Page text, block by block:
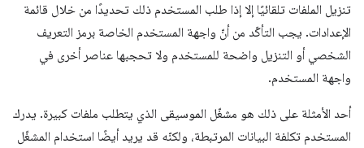
تنزيل الملفات تلقائيًا إلا إذا طلب المستخدم ذلك تحديدًا من خلال قائمة
الإعدادات. يجب التأكّد من أنّ واجهة المستخدم الخاصة برمز التعريف
الشخصي أو التنزيل واضحة للمستخدم ولا تحجبها عناصر أخرى في
واجهة المستخدم.
أحد الأمثلة على ذلك هو مشغّل الموسيقى الذي يتطلب ملفات كبيرة. يدرك
المستخدم تكلفة البيانات المرتبطة، ولكنّه قد يريد أيضًا استخدام المشغّل